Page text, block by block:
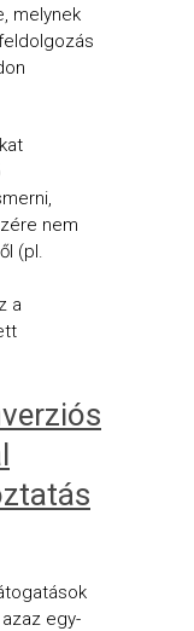
melynek
nem
(pl.
a
egy-